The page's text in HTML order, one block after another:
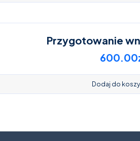
Przygotowanie
600.00
Dodaj do